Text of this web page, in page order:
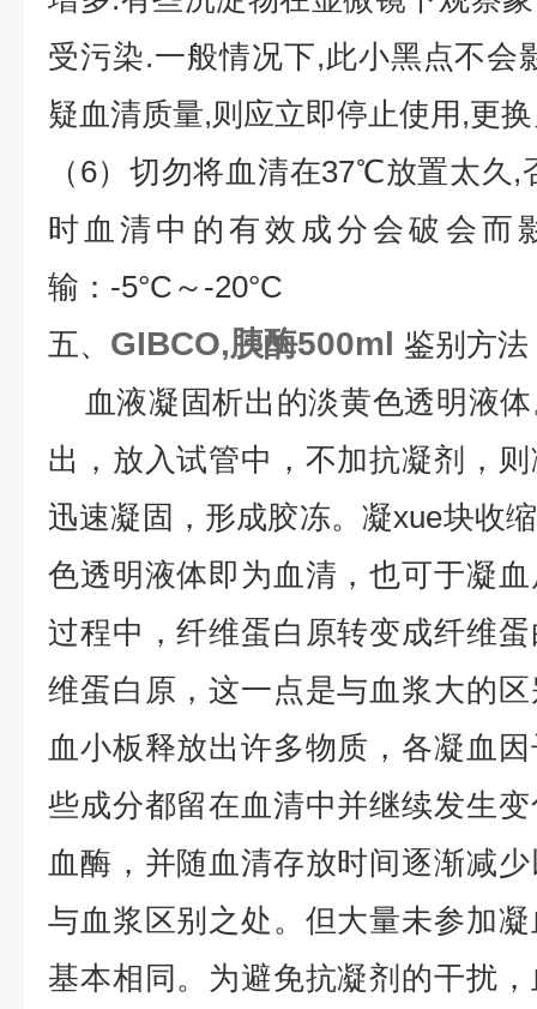
受污染.一般情况下,此小黑点不会
疑血清质量,则应立即停止使用,更
（6）切勿将血清在37℃放置太久
时血清中的有效成分会破会而
输：-5°C～-20°C
五、 GIBCO,胰酶500ml 鉴别方法
血液凝固析出的淡黄色透明液
出，放入试管中，不加抗凝剂，
迅速凝固，形成胶冻。凝xue块收
色透明液体即为血清，也可于凝
过程中，纤维蛋白原转变成纤维
维蛋白原，这一点是与血浆大的
血小板释放出许多物质，各凝血
些成分都留在血清中并继续发生
血酶，并随血清存放时间逐渐减
与血浆区别之处。但大量未参加
基本相同。为避免抗凝剂的干扰